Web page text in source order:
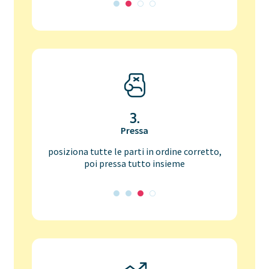
3.
Pressa
posiziona tutte le parti in ordine corretto,
poi pressa tutto insieme